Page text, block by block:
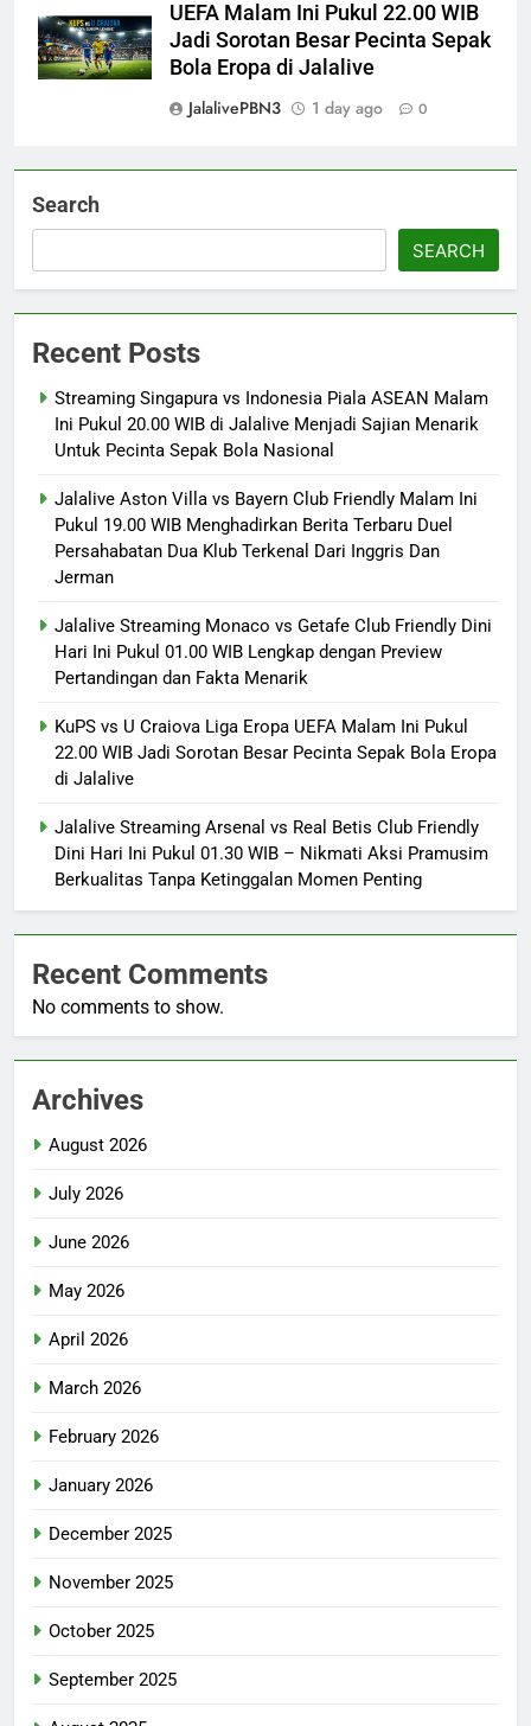
UEFA Malam Ini Pukul 22.00 WIB
Jadi Sorotan Besar Pecinta Sepak
Bola Eropa di Jalalive
JalalivePBN3
1 day ago 0
Search
SEARCH
Recent Posts
Streaming Singapura vs Indonesia Piala ASEAN Malam
Ini Pukul 20.00 WIB di Jalalive Menjadi Sajian Menarik
Untuk Pecinta Sepak Bola Nasional
Jalalive Aston Villa vs Bayern Club Friendly Malam Ini
Pukul 19.00 WIB Menghadirkan Berita Terbaru Duel
Persahabatan Dua Klub Terkenal Dari Inggris Dan
Jerman
Jalalive Streaming Monaco vs Getafe Club Friendly Dini
Hari Ini Pukul 01.00 WIB Lengkap dengan Preview
Pertandingan dan Fakta Menarik
KuPS vs U Craiova Liga Eropa UEFA Malam Ini Pukul
22.00 WIB Jadi Sorotan Besar Pecinta Sepak Bola Eropa
di Jalalive
Jalalive Streaming Arsenal vs Real Betis Club Friendly
Dini Hari Ini Pukul 01.30 WIB – Nikmati Aksi Pramusim
Berkualitas Tanpa Ketinggalan Momen Penting
Recent Comments
No comments to show.
Archives
August 2026
July 2026
June 2026
May 2026
April 2026
March 2026
February 2026
January 2026
December 2025
November 2025
October 2025
September 2025